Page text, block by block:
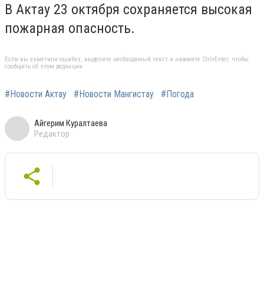
В Актау 23 октября сохраняется высокая
пожарная опасность.
Если вы заметили ошибку, выделите необходимый текст и нажмите Ctrl+Enter, чтобы
сообщить об этом редакции
#Новости Актау #Новости Мангистау #Погода
Айгерим Куралтаева
Редактор